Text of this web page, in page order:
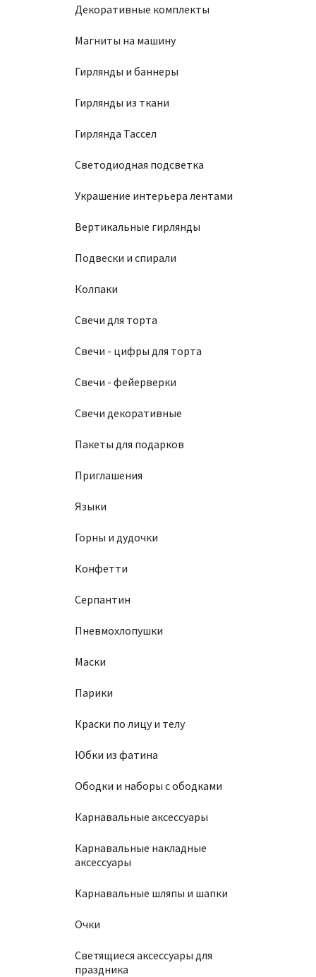
Декоративные комплекты
Магниты на машину
Гирлянды и баннеры
Гирлянды из ткани
Гирлянда Тассел
Светодиодная подсветка
Украшение интерьера лентами
Вертикальные гирлянды
Подвески и спирали
Колпаки
Свечи для торта
Свечи - цифры для торта
Свечи - фейерверки
Свечи декоративные
Пакеты для подарков
Приглашения
Языки
Горны и дудочки
Конфетти
Серпантин
Пневмохлопушки
Маски
Парики
Краски по лицу и телу
Юбки из фатина
Ободки и наборы с ободками
Карнавальные аксессуары
Карнавальные накладные
аксессуары
Карнавальные шляпы и шапки
Очки
Светящиеся аксессуары для
праздника